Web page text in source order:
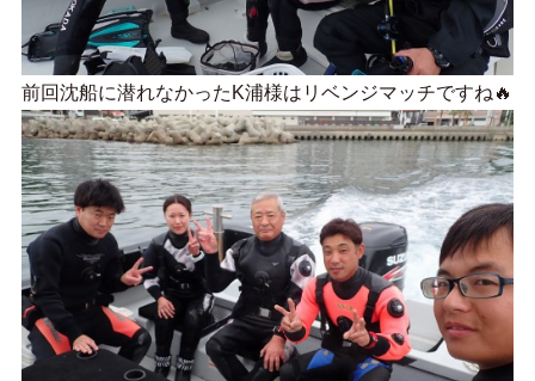
前回沈船に潜れなかったK浦様はリベンジマッチですね🔥